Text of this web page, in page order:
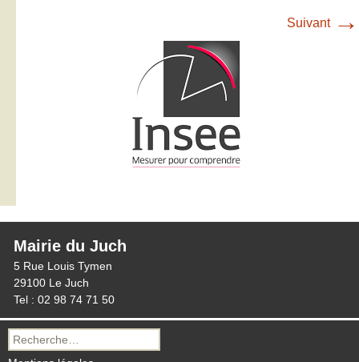
Suivant →
Mairie du Juch
5 Rue Louis Tymen
29100 Le Juch
Tel : 02 98 74 71 50
Recherche
pour :